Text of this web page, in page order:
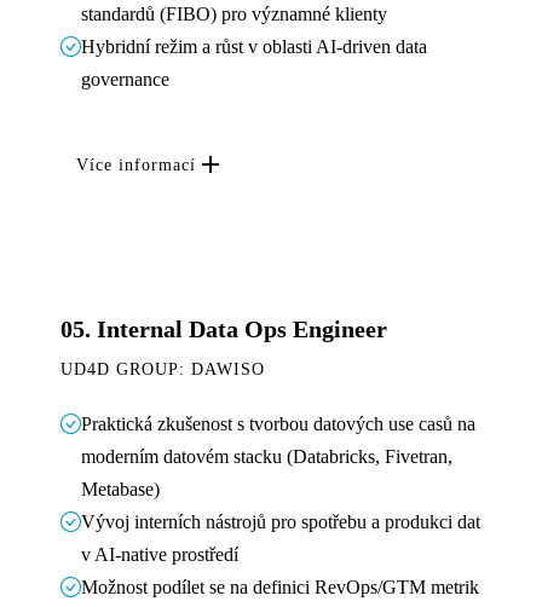
standardů (FIBO) pro významné klienty
Hybridní režim a růst v oblasti AI-driven data
governance
Více informací
05. Internal Data Ops Engineer
UD4D GROUP: DAWISO
Praktická zkušenost s tvorbou datových use casů na
moderním datovém stacku (Databricks, Fivetran,
Metabase)
Vývoj interních nástrojů pro spotřebu a produkci dat
v AI-native prostředí
Možnost podílet se na definici RevOps/GTM metrik